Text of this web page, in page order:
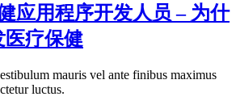
应用程序开发人员 – 为什
医疗保健
mauris vel ante finibus maximus
luctus.